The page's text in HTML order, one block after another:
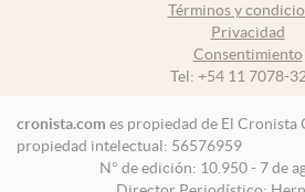
Términos y
Privacidad
Consentimiento
Tel: +54 11 7078-
cronista.com es propiedad de El Cronista
propiedad intelectual: 56576959
N° de edición: 10.950 - 7 de